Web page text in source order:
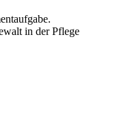
in der Pflege